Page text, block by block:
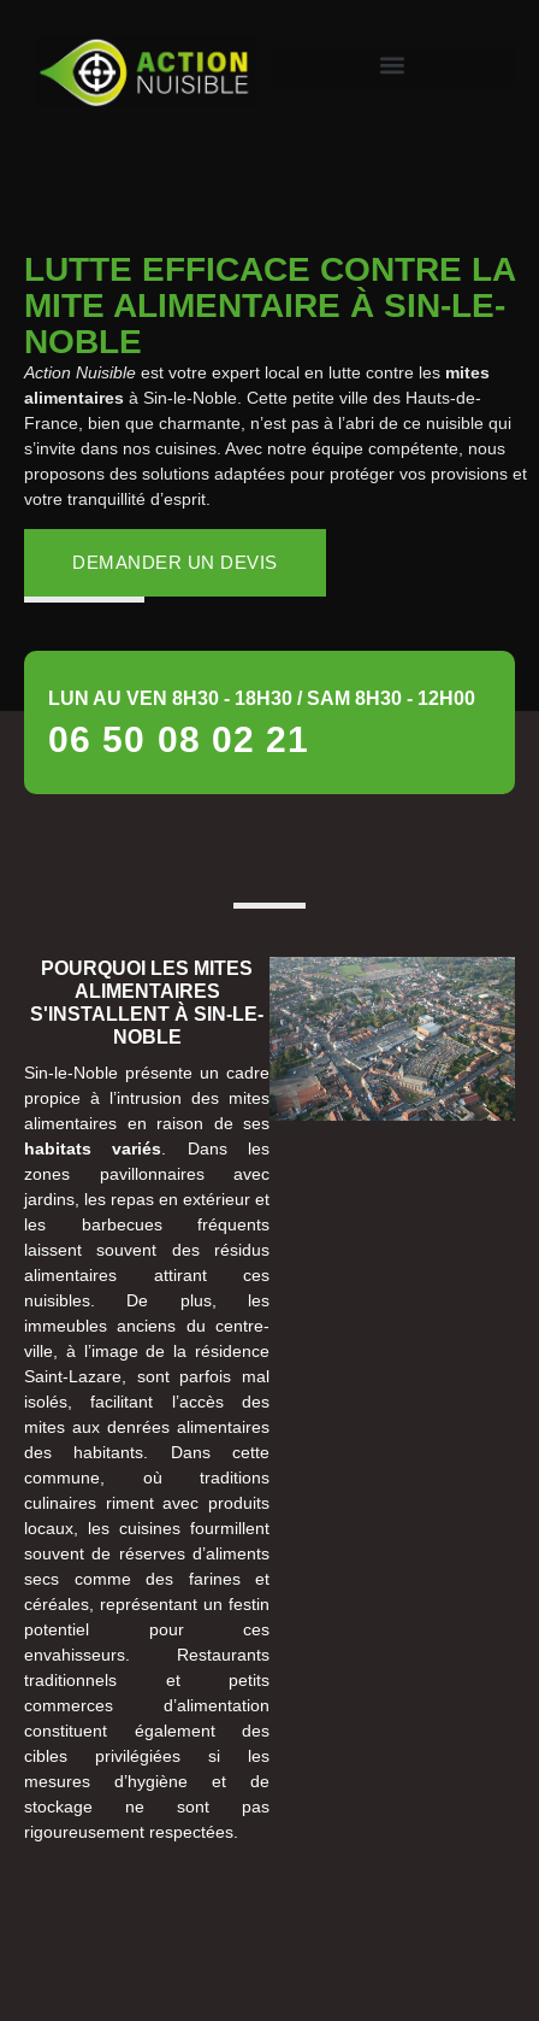
LUTTE EFFICACE CONTRE LA
MITE ALIMENTAIRE À SIN-LE-
NOBLE
Action Nuisible est votre expert local en lutte contre les mites
alimentaires à Sin-le-Noble. Cette petite ville des Hauts-de-
France, bien que charmante, n’est pas à l’abri de ce nuisible qui
s’invite dans nos cuisines. Avec notre équipe compétente, nous
proposons des solutions adaptées pour protéger vos provisions et
votre tranquillité d’esprit.
DEMANDER UN DEVIS
LUN AU VEN 8H30 - 18H30 / SAM 8H30 - 12H00
06 50 08 02 21
POURQUOI LES MITES
ALIMENTAIRES
S'INSTALLENT À SIN-LE-
NOBLE
Sin-le-Noble présente un cadre
propice à l’intrusion des mites
alimentaires en raison de ses
habitats variés . Dans les
zones pavillonnaires avec
jardins, les repas en extérieur et
les barbecues fréquents
laissent souvent des résidus
alimentaires attirant ces
nuisibles. De plus, les
immeubles anciens du centre-
ville, à l’image de la résidence
Saint-Lazare, sont parfois mal
isolés, facilitant l’accès des
mites aux denrées alimentaires
des habitants. Dans cette
commune, où traditions
culinaires riment avec produits
locaux, les cuisines fourmillent
souvent de réserves d’aliments
secs comme des farines et
céréales, représentant un festin
potentiel pour ces
envahisseurs. Restaurants
traditionnels et petits
commerces d’alimentation
constituent également des
cibles privilégiées si les
mesures d’hygiène et de
stockage ne sont pas
rigoureusement respectées.